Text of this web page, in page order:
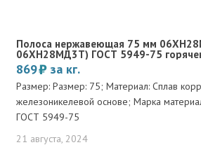
Полоса нержавеющая 75 мм
06ХН28МД3Т) ГОСТ 5949-75
869 за кг.
Размер: Размер: 75; Материал: Сплав
железоникелевой основе; Марка
ГОСТ 5949-75
21 августа, 2024